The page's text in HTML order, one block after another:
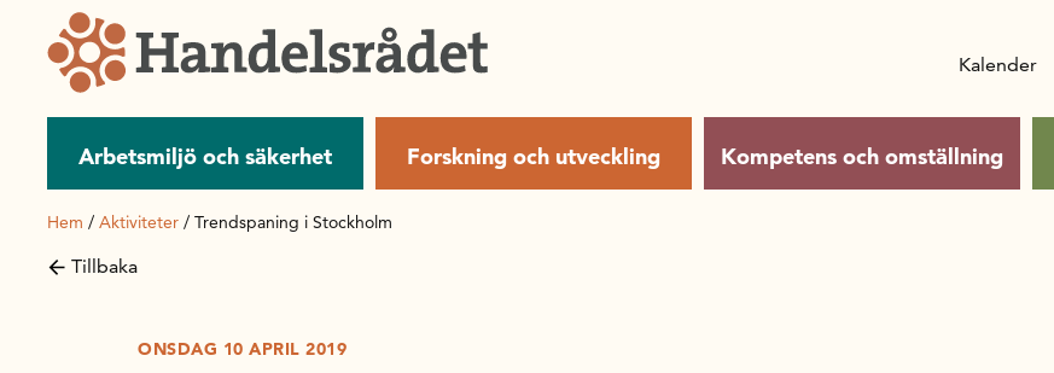
Arbetsmiljö och säkerhet Forskning och utveckling Kompetens och omställning
Kalender
Hem / Aktiviteter / Trendspaning i Stockholm
Tillbaka
ONSDAG 10 APRIL 2019